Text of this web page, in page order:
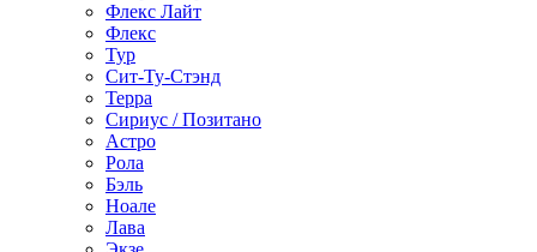
Флекс Лайт
Флекс
Тур
Сит-Ту-Стэнд
Терра
Сириус / Позитано
Астро
Рола
Бэль
Ноале
Лава